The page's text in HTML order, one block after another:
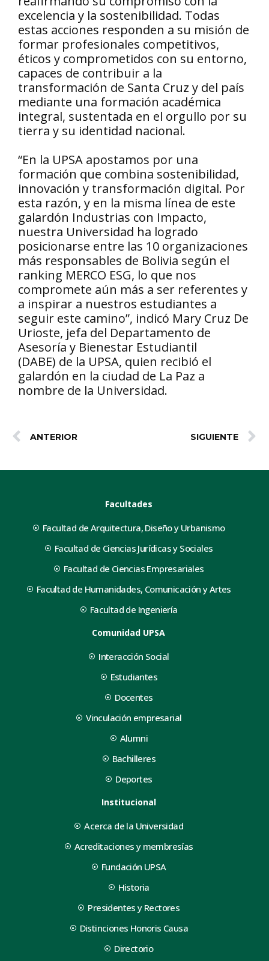
excelencia y la sostenibilidad. Todas
estas acciones responden a su misión de
formar profesionales competitivos,
éticos y comprometidos con su entorno,
capaces de contribuir a la
transformación de Santa Cruz y del país
mediante una formación académica
integral, sustentada en el orgullo por su
tierra y su identidad nacional.
“En la UPSA apostamos por una
formación que combina sostenibilidad,
innovación y transformación digital. Por
esta razón, y en la misma línea de este
galardón Industrias con Impacto,
nuestra Universidad ha logrado
posicionarse entre las 10 organizaciones
más responsables de Bolivia según el
ranking MERCO ESG, lo que nos
compromete aún más a ser referentes y
a inspirar a nuestros estudiantes a
seguir este camino”, indicó Mary Cruz De
Urioste, jefa del Departamento de
Asesoría y Bienestar Estudiantil
(DABE) de la UPSA, quien recibió el
galardón en la ciudad de La Paz a
nombre de la Universidad.
ANTERIOR SIGUIENTE
Facultades
Facultad de Arquitectura, Diseño y Urbanismo
Facultad de Ciencias Jurídicas y Sociales
Facultad de Ciencias Empresariales
Facultad de Humanidades, Comunicación y Artes
Facultad de Ingeniería
Comunidad UPSA
Interacción Social
Estudiantes
Docentes
Vinculación empresarial
Alumni
Bachilleres
Deportes
Institucional
Acerca de la Universidad
Acreditaciones y membresías
Fundación UPSA
Historia
Presidentes y Rectores
Distinciones Honoris Causa
Directorio